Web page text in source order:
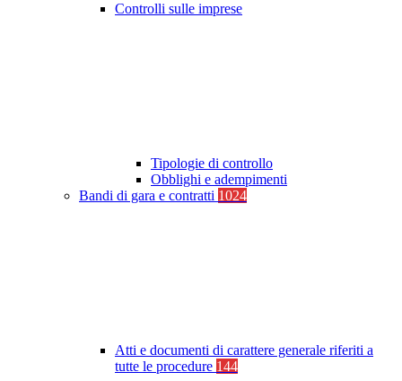
Controlli sulle imprese
Tipologie di controllo
Obblighi e adempimenti
Bandi di gara e contratti 1024
Atti e documenti di carattere generale riferiti a
tutte le procedure 144